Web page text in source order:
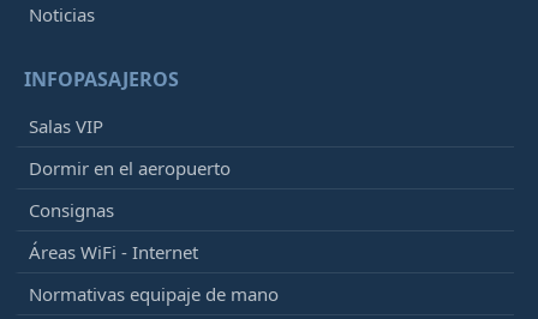
Noticias
INFOPASAJEROS
Salas VIP
Dormir en el aeropuerto
Consignas
Áreas WiFi - Internet
Normativas equipaje de mano